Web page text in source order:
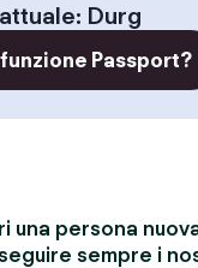
: Durg
Passport?
una persona
sempre i